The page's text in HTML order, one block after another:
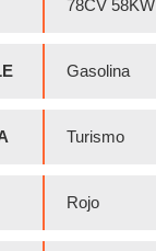
78CV 58KW
Gasolina
Turismo
Rojo